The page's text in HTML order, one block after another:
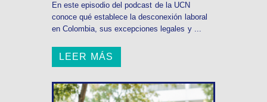
En este episodio del podcast de la UCN
conoce qué establece la desconexión laboral
en Colombia, sus excepciones legales y ...
LEER MÁS